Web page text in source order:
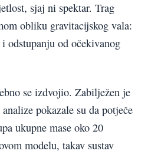
sjaj ni spektar. Trag
obliku gravitacijskog vala:
odstupanju od očekivanog
se izdvojio. Zabilježen je
pokazale su da potječe
ukupne mase oko 20
modelu, takav sustav